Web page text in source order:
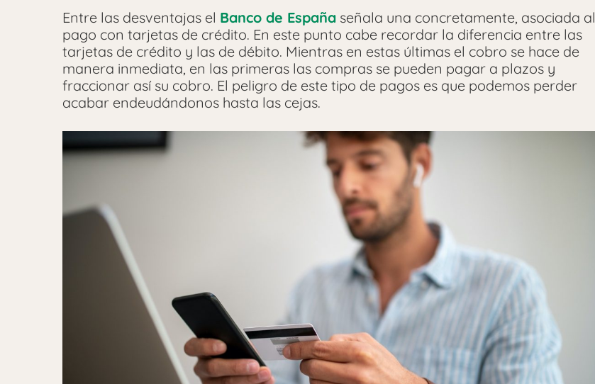
Entre las desventajas el Banco de España señala una concretamente, asociada al
pago con tarjetas de crédito. En este punto cabe recordar la diferencia entre las
tarjetas de crédito y las de débito. Mientras en estas últimas el cobro se hace de
manera inmediata, en las primeras las compras se pueden pagar a plazos y
fraccionar así su cobro. El peligro de este tipo de pagos es que podemos perder
acabar endeudándonos hasta las cejas.